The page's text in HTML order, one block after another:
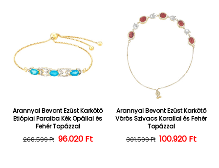
Arannyal Bevont Ezüst Karkötő
Etiópiai Paraiba Kék Opállal és
Fehér Topázzal
Normál ár
268.599 Ft Kedvezményes ár
96.020 Ft
Arannyal Bevont Ezüst Karkötő
Vörös Szivacs Korallal és Fehér
Topázzal
Normál ár
301.599 Ft 100.920 Ft